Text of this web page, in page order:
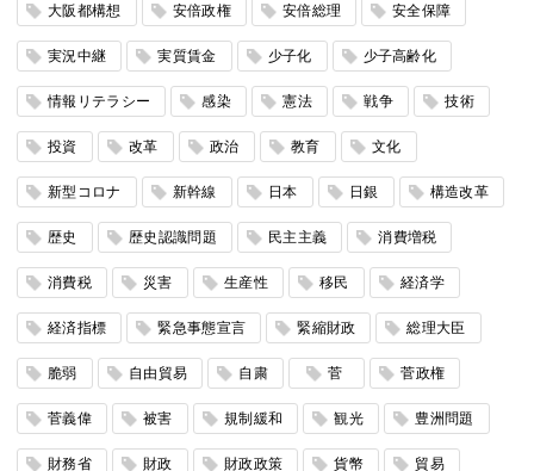
大阪都構想 安倍政権 安倍総理 安全保障
実況中継 実質賃金 少子化 少子高齢化
情報リテラシー 感染 憲法 戦争 技術
投資 改革 政治 教育 文化
新型コロナ 新幹線 日本 日銀 構造改革
歴史 歴史認識問題 民主主義 消費増税
消費税 災害 生産性 移民 経済学
経済指標 緊急事態宣言 緊縮財政 総理大臣
脆弱 自由貿易 自粛 菅 菅政権
菅義偉 被害 規制緩和 観光 豊洲問題
財務省 財政 財政政策 貨幣 貿易